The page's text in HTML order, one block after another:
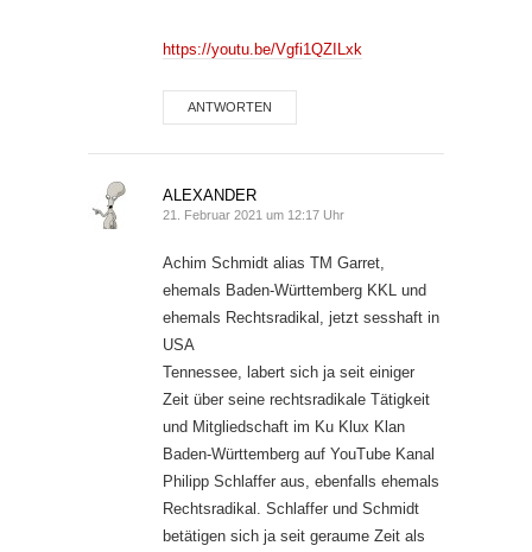
https://youtu.be/Vgfi1QZILxk
ANTWORTEN
ALEXANDER
21. Februar 2021 um 12:17 Uhr
Achim Schmidt alias TM Garret,
ehemals Baden-Württemberg KKL und
ehemals Rechtsradikal, jetzt sesshaft in
USA
Tennessee, labert sich ja seit einiger
Zeit über seine rechtsradikale Tätigkeit
und Mitgliedschaft im Ku Klux Klan
Baden-Württemberg auf YouTube Kanal
Philipp Schlaffer aus, ebenfalls ehemals
Rechtsradikal. Schlaffer und Schmidt
betätigen sich ja seit geraume Zeit als